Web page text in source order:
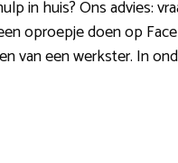
in huis? Ons advies:
oproepje doen op
een werkster. In